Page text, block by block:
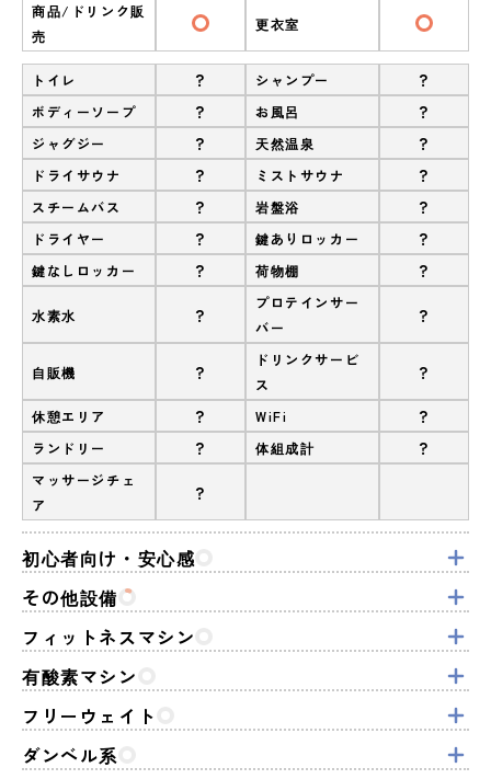
商品/ドリンク販
売
更衣室
トイレ ? シャンプー ?
ボディーソープ ? お風呂 ?
ジャグジー ? 天然温泉 ?
ドライサウナ ? ミストサウナ ?
スチームバス ? 岩盤浴 ?
ドライヤー ? 鍵ありロッカー ?
鍵なしロッカー ? 荷物棚 ?
水素水 ?
プロテインサー
バー
?
自販機 ?
ドリンクサービ
ス
?
休憩エリア ? WiFi ?
ランドリー ? 体組成計 ?
マッサージチェ
ア
?
初心者向け・安心感
その他設備
フィットネスマシン
有酸素マシン
フリーウェイト
ダンベル系